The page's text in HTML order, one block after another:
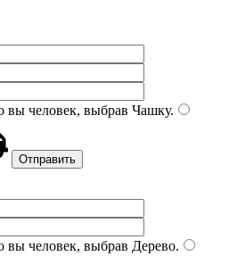
вы человек, выбрав Чашку.
вы человек, выбрав Дерево.